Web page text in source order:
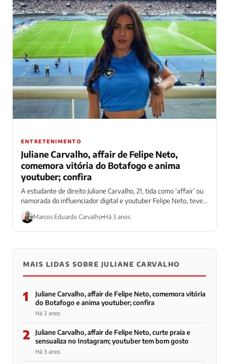
ENTRETENIMENTO
Juliane Carvalho, affair de Felipe Neto,
comemora vitória do Botafogo e anima
youtuber; confira
A estudante de direito Juliane Carvalho, 21, tida como ‘affair’ ou
namorada do influenciador digital e youtuber Felipe Neto, teve
muito o...
Marcos Eduardo Carvalho Há 3 anos
MAIS LIDAS SOBRE JULIANE CARVALHO
1
Juliane Carvalho, affair de Felipe Neto, comemora vitória
do Botafogo e anima youtuber; confira
Há 3 anos
2
Juliane Carvalho, affair de Felipe Neto, curte praia e
sensualiza no Instagram; youtuber tem bom gosto
Há 3 anos